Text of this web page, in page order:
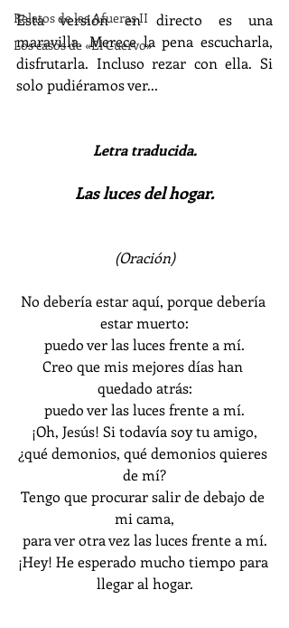
Relatos de las Afueras II
Los casos de «El Cuervo»
Esta versión en directo es una
maravilla. Merece la pena escucharla,
disfrutarla. Incluso rezar con ella. Si
solo pudiéramos ver...
Letra traducida.
Las luces del hogar.
(Oración)
No debería estar aquí, porque debería
estar muerto:
puedo ver las luces frente a mí.
Creo que mis mejores días han
quedado atrás:
puedo ver las luces frente a mí.
¡Oh, Jesús! Si todavía soy tu amigo,
¿qué demonios, qué demonios quieres
de mí?
Tengo que procurar salir de debajo de
mi cama,
para ver otra vez las luces frente a mí.
¡Hey! He esperado mucho tiempo para
llegar al hogar.